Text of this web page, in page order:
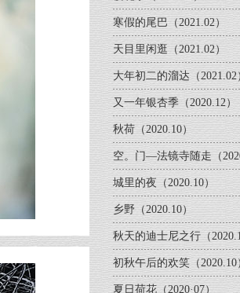
寒假的尾巴（2021.02）
天目里闲逛（2021.02）
大年初二的溜达（2021.02
又一年银杏季（2020.12）
秋荷（2020.10）
空。门—法镜寺随走（
城里的夜（2020.10）
乡野（2020.10）
秋天的迪士尼之行（
初秋午后的欢笑（2020.10
夏日荷花（2020·07）